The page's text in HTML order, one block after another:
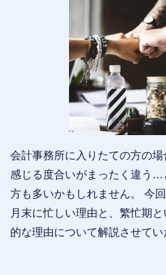
会計事務所に入りたての方の
感じる度合いがまったく違う…
方も多いかもしれません。 今
月末に忙しい理由と、繁忙期
的な理由について解説させてい